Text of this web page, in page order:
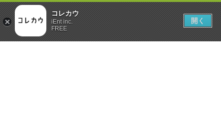
コレカウ
iEnt inc.
FREE
開く